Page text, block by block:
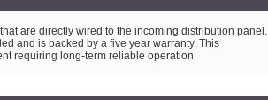
are directly wired to the incoming distribution panel.
and is backed by a five year warranty. This
requiring long-term reliable operation